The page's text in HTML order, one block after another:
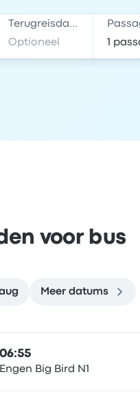
Terugreisdatum
voor bus
Meer datums
06:55
Engen Big Bird N1